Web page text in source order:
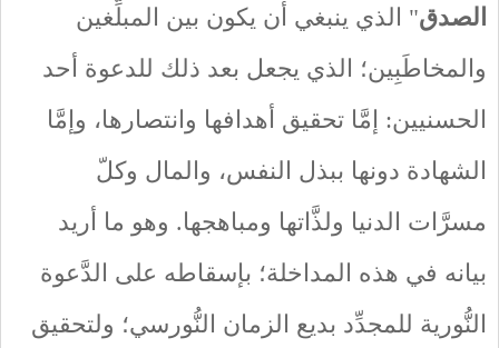
الصدق" الذي ينبغي أن يكون بين المبلِّغين
والمخاطَبِين؛ الذي يجعل بعد ذلك للدعوة أحد
الحسنيين: إمَّا تحقيق أهدافها وانتصارها، وإمَّا
الشهادة دونها ببذل النفس، والمال وكلّ
مسرَّات الدنيا ولذَّاتها ومباهجها. وهو ما أريد
بيانه في هذه المداخلة؛ بإسقاطه على الدَّعوة
النُّورية للمجدِّد بديع الزمان النُّورسي؛ ولتحقيق